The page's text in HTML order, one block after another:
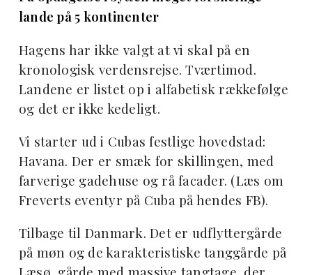
lande på 5 kontinenter
Hagens har ikke valgt at vi skal på en
kronologisk verdensrejse. Tværtimod.
Landene er listet op i alfabetisk rækkefølge
og det er ikke kedeligt.
Vi starter ud i Cubas festlige hovedstad:
Havana. Der er smæk for skillingen, med
farverige gadehuse og rå facader. (Læs om
Freverts eventyr på Cuba på hendes FB).
Tilbage til Danmark. Det er udflyttergårde
på møn og de karakteristiske tanggårde på